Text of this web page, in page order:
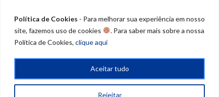
Política de Cookies - Para melhorar sua experiência em nosso
site, fazemos uso de cookies
. Para saber mais sobre a nossa
Política de Cookies, clique aqui
Rejeitar
Aceitar tudo